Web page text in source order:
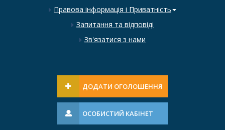
Правова інформація і Приватність
Запитання та відповіді
Зв'язатися з нами
ДОДАТИ ОГОЛОШЕННЯ
ОСОБИСТИЙ КАБІНЕТ